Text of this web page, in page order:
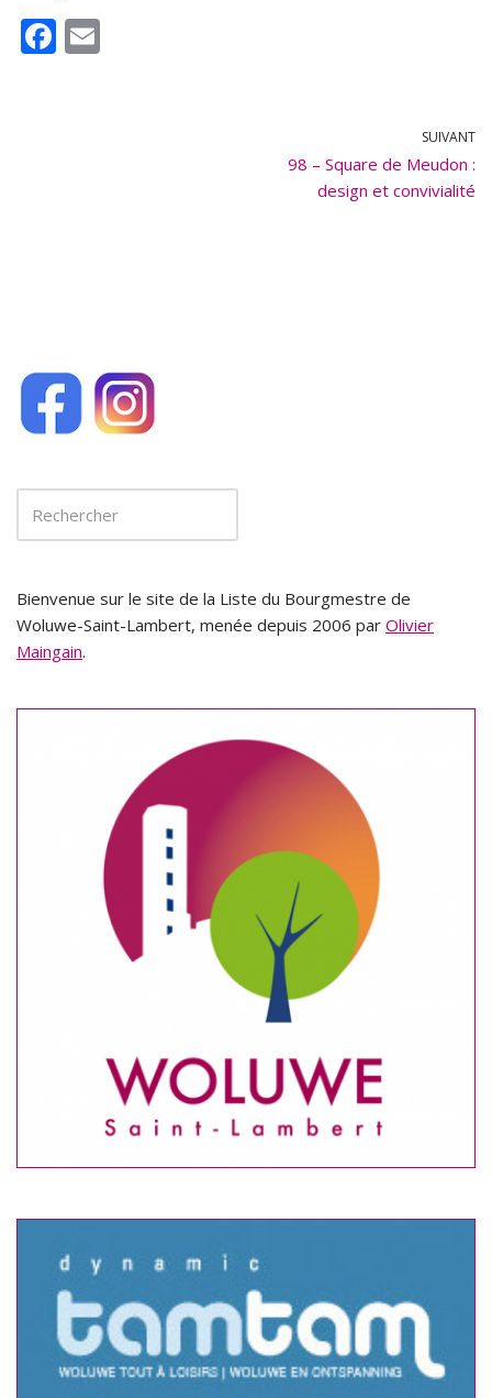
F
SUIVANT
98 – Square de Meudon :
design et convivialité
Bienvenue sur le site de la Liste du Bourgmestre de
Woluwe-Saint-Lambert, menée depuis 2006 par Olivier
Maingain.